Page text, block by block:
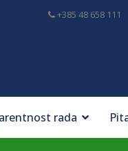
+385 48 658 111
rada